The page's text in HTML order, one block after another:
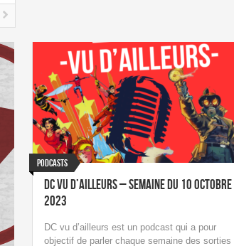
Podcasts
DC vu d’ailleurs – Semaine du 10 octobre
2023
DC vu d’ailleurs est un podcast qui a pour
objectif de parler chaque semaine des sorties